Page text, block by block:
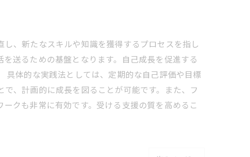
、新たなスキルや知識を獲得するプロセスを指し
送るための基盤となります。自己成長を促進する
具体的な実践法としては、定期的な自己評価や目標
、計画的に成長を図ることが可能です。また、フ
クも非常に有効です。受ける支援の質を高めるこ